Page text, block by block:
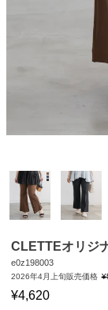
CLETTEオリジ
e0z198003
2026年4月上旬販売価格 ¥
¥4,620